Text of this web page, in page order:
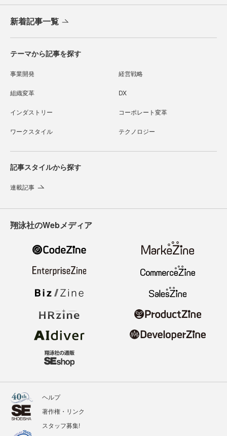
新着記事一覧
テーマから記事を探す
事業開発 経営戦略
組織変革 DX
インダストリー コーポレート変革
ワークスタイル テクノロジー
記事スタイルから探す
連載記事
翔泳社のWebメディア
ヘルプ
著作権・リンク
スタッフ募集!